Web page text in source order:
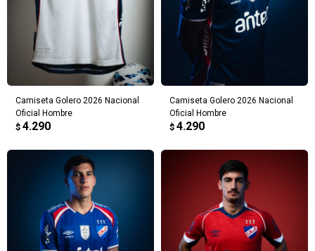
Camiseta Golero 2026 Nacional
Oficial Hombre
$ 4.290
Camiseta Golero 2026 Nacional
Oficial Hombre
$ 4.290